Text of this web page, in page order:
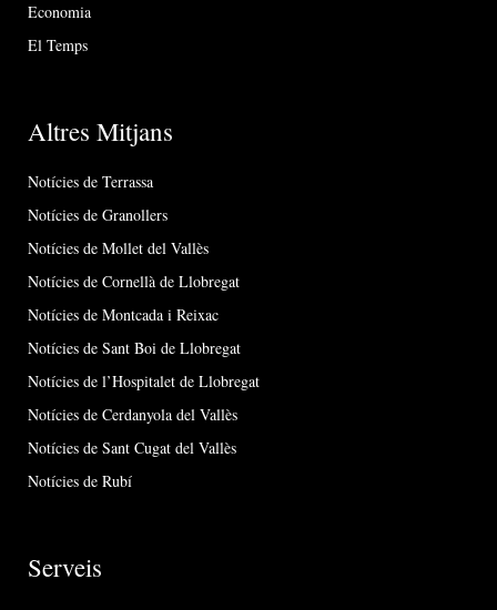
Economia
El Temps
Altres Mitjans
Notícies de Terrassa
Notícies de Granollers
Notícies de Mollet del Vallès
Notícies de Cornellà de Llobregat
Notícies de Montcada i Reixac
Notícies de Sant Boi de Llobregat
Notícies de l’Hospitalet de Llobregat
Notícies de Cerdanyola del Vallès
Notícies de Sant Cugat del Vallès
Notícies de Rubí
Serveis